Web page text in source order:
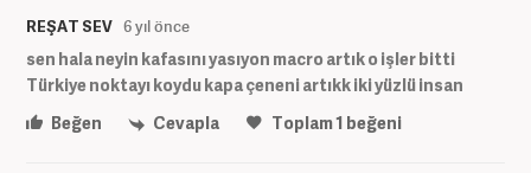
REŞAT SEV 6 yıl önce
sen hala neyin kafasını yasıyon macro artık o işler bitti
Türkiye noktayı koydu kapa çeneni artıkk iki yüzlü insan
Beğen
Cevapla Toplam1 beğeni